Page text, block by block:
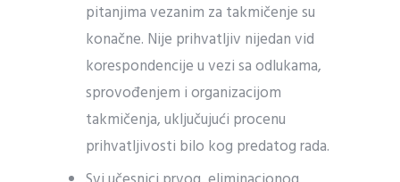
pitanjima vezanim za takmičenje su
konačne. Nije prihvatljiv nijedan vid
korespondencije u vezi sa odlukama,
sprovođenjem i organizacijom
takmičenja, uključujući procenu
prihvatljivosti bilo kog predatog rada.